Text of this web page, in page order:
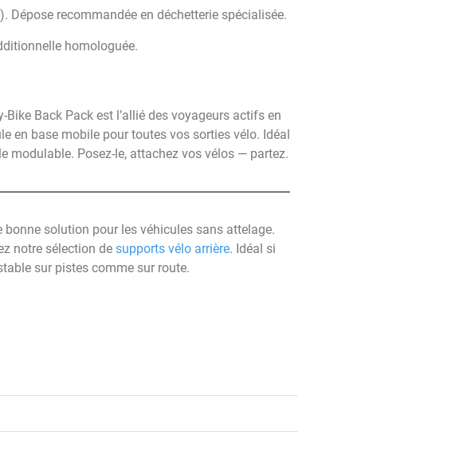
recommandée en déchetterie spécialisée.
homologuée.
Back Pack est l’allié des voyageurs actifs en
en base mobile pour toutes vos sorties vélo. Idéal
modulable. Posez-le, attachez vos vélos — partez.
bonne solution pour les véhicules sans attelage.
notre sélection de supports vélo arrière. Idéal si
sur pistes comme sur route.